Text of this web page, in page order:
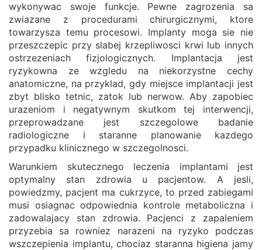
wykonywac swoje funkcje. Pewne zagrozenia sa
zwiazane z procedurami chirurgicznymi, ktore
towarzysza temu procesowi. Implanty moga sie nie
przeszczepic przy slabej krzepliwosci krwi lub innych
ostrzezeniach fizjologicznych. Implantacja jest
ryzykowna ze wzgledu na niekorzystne cechy
anatomiczne, na przyklad, gdy miejsce implantacji jest
zbyt blisko tetnic, zatok lub nerwow. Aby zapobiec
urazeniom i negatywnym skutkom tej interwencji,
przeprowadzane jest szczegolowe badanie
radiologiczne i staranne planowanie kazdego
przypadku klinicznego w szczegolnosci.
Warunkiem skutecznego leczenia implantami jest
optymalny stan zdrowia u pacjentow. A jesli,
powiedzmy, pacjent ma cukrzyce, to przed zabiegami
musi osiagnac odpowiednia kontrole metaboliczna i
zadowalajacy stan zdrowia. Pacjenci z zapaleniem
przyzebia sa rowniez narazeni na ryzyko podczas
wszczepienia implantu, chociaz staranna higiena jamy